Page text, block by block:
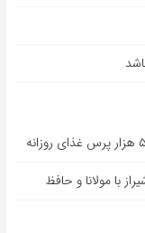
با مولانا و حافظ